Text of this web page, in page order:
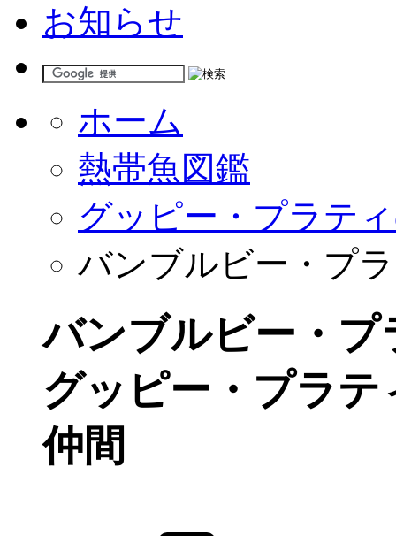
お知らせ
ホーム
熱帯魚図鑑
グッピー・プラテ
バンブルビー・プ
バンブルビー・プ
グッピー・プラ
仲間